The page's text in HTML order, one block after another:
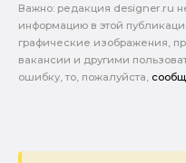
Важно: pедакция designer.ru
информацию в этой
графические изображения,
вакансии и другими
ошибку, то, пожалуйста,